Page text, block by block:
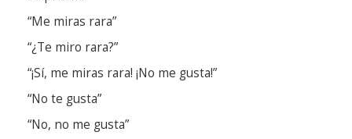
“Me miras rara”
“¿Te miro rara?”
“¡Sí, me miras rara! ¡No me gusta!”
“No te gusta”
“No, no me gusta”